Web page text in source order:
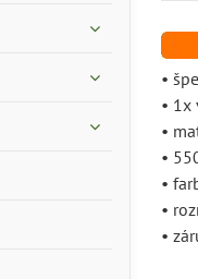
•
• 1x
•
•
•
•
•